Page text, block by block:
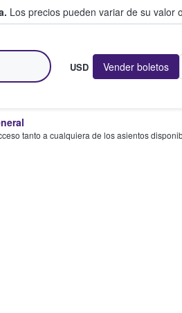
Los precios pueden variar de su valor
USD Vender boletos
tanto a cualquiera de los asientos